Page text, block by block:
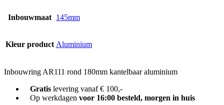
Inbouwmaat 145mm
Kleur product Aluminium
Inbouwring AR111 rond 180mm kantelbaar aluminium
Gratislevering vanaf € 100,-
Op werkdagen voor 16:00 besteld, morgen in huis